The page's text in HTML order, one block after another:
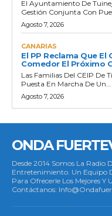
El Ayuntamiento De
Gestión Conjunta Con
Agosto 7, 2026
CANARIAS
El PP Reclama Que El
Comedor El Próximo
Las Familias Del CEIP De
Puesta En Marcha De Un...
Agosto 7, 2026
ONDA
Desde 2014 Somos La Radio
Entretenimiento. Un Equipo
Para Ofrecerle Los Mejores
Contáctanos: